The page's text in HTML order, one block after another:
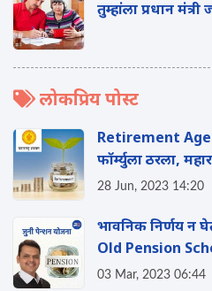
तुम्हांला प्रधान
लोकप्रिय पोस्ट
Retirement Age:
फॉर्म्युला ठरला,
निर्णय!
28 Jun, 2023 14:20
भावनिक निर्णय न
Old Pension
उपमुख्यमंत्री
03 Mar, 2023 06:44